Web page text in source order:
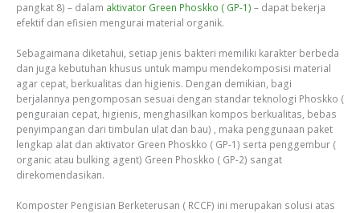
pangkat 8) – dalam aktivator Green Phoskko ( GP-1) – dapat bekerja
efektif dan efisien mengurai material organik.
Sebagaimana diketahui, setiap jenis bakteri memiliki karakter berbeda
dan juga kebutuhan khusus untuk mampu mendekomposisi material
agar cepat, berkualitas dan higienis. Dengan demikian, bagi
berjalannya pengomposan sesuai dengan standar teknologi Phoskko (
penguraian cepat, higienis, menghasilkan kompos berkualitas, bebas
penyimpangan dari timbulan ulat dan bau) , maka penggunaan paket
lengkap alat dan aktivator Green Phoskko ( GP-1) serta penggembur (
organic atau bulking agent) Green Phoskko ( GP-2) sangat
direkomendasikan.
Komposter Pengisian Berketerusan ( RCCF) ini merupakan solusi atas